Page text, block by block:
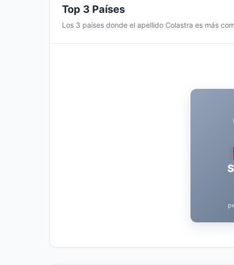
Top 3 Países
Los 3 países donde el apellido Colastra es más